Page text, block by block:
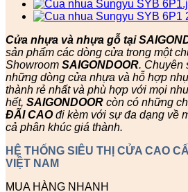
Cửa nhựa và nhựa gỗ tại
sản phẩm các dòng cửa trong một
Showroom SAIGONDOOR. Chuyên
những dòng cửa nhựa và hỗ hợp
thành rẻ nhất và phù hợp với mọi
hết, SAIGONDOOR còn có những
ĐÃI CAOđi kèm với sự đa dạng về
cả phân khúc giá thành.
HỆ THỐNG SIÊU THỊ CỬA CAO
VIỆT NAM
MUA HÀNG NHANH